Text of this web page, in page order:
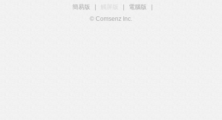
簡易版
觸屏版 電腦版
© Comsenz Inc.